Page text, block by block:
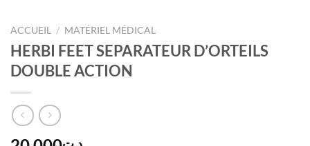
ACCUEIL / MATÉRIEL MÉDICAL
HERBI FEET SEPARATEUR D’ORTEILS
DOUBLE ACTION